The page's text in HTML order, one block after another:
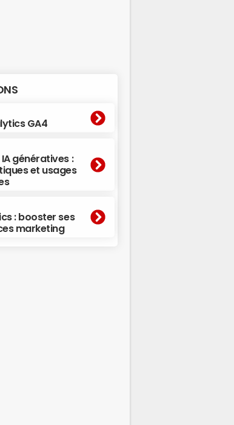
GA4
génératives :
et usages
: booster ses
marketing